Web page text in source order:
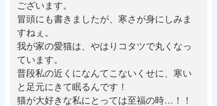
ございます。
冒頭にも書きましたが、寒さが身にしみま
すねぇ。
我が家の愛猫は、やはりコタツで丸くなっ
ています。
普段私の近くになんてこないくせに、寒い
と足元にきて眠るんです！
猫が大好きな私にとっては至福の時…！！